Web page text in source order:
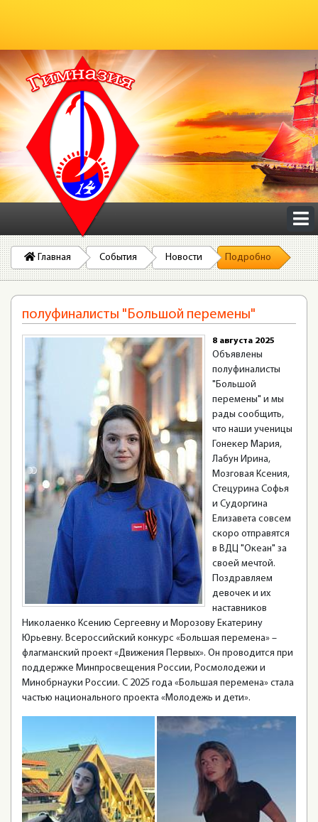
Главная События Новости Подробно
полуфиналисты "Большой перемены"
8 августа 2025
Объявлены
полуфиналисты
"Большой
перемены" и мы
рады сообщить,
что наши ученицы
Гонекер Мария,
Лабун Ирина,
Мозговая Ксения,
Стецурина Софья
и Судоргина
Елизавета совсем
скоро отправятся
в ВДЦ "Океан" за
своей мечтой.
Поздравляем
девочек и их
наставников
Николаенко Ксению Сергеевну и Морозову Екатерину
Юрьевну. Всероссийский конкурс «Большая перемена» –
флагманский проект «Движения Первых». Он проводится при
поддержке Минпросвещения России, Росмолодежи и
Минобрнауки России. С 2025 года «Большая перемена» стала
частью национального проекта «Молодежь и дети».